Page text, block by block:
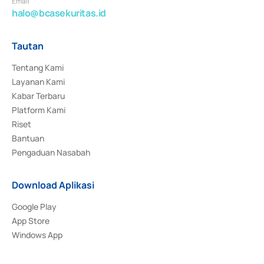
halo@bcasekuritas.id
Tautan
Tentang Kami
Layanan Kami
Kabar Terbaru
Platform Kami
Riset
Bantuan
Pengaduan Nasabah
Download Aplikasi
Google Play
App Store
Windows App